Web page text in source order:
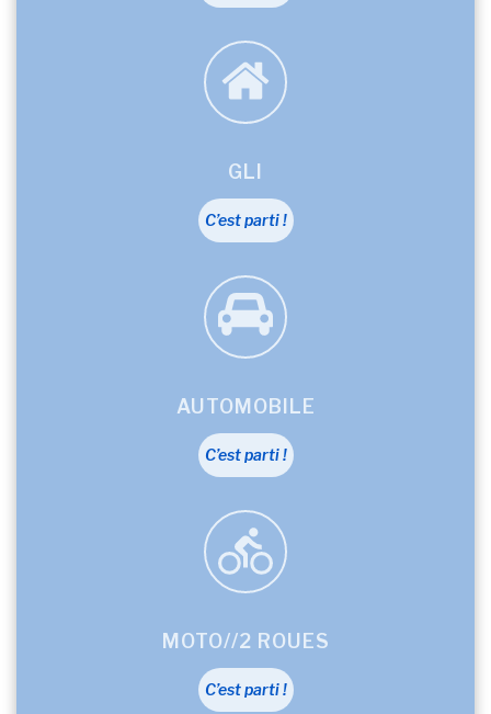
GLI
C’est parti !
AUTOMOBILE
C’est parti !
MOTO//2 ROUES
C’est parti !